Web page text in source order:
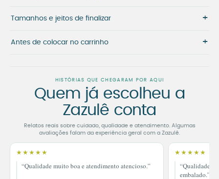
Tamanhos e jeitos de finalizar +
Antes de colocar no carrinho +
HISTÓRIAS QUE CHEGARAM POR AQUI
Quem já escolheu a
Zazulê conta
Relatos reais sobre cuidado, qualidade e atendimento. Algumas
avaliações falam da experiência geral com a Zazulê.
★★★★★
“Qualidade muito boa e atendimento atencioso.”
★★★★★
“Qualidade
embalado.”